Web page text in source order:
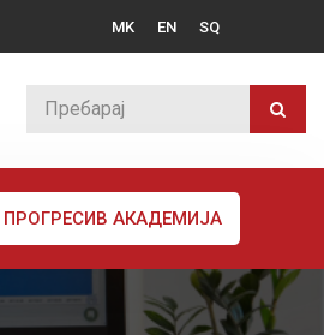
MK EN SQ
ПРОГРЕСИВ АКАДЕМИЈА